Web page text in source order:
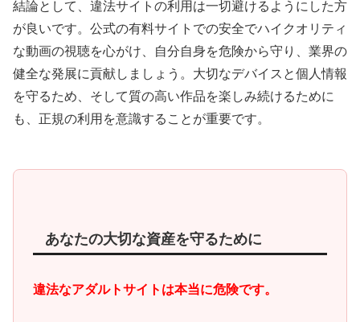
結論として、違法サイトの利用は一切避けるようにした方
が良いです。公式の有料サイトでの安全でハイクオリティ
な動画の視聴を心がけ、自分自身を危険から守り、業界の
健全な発展に貢献しましょう。大切なデバイスと個人情報
を守るため、そして質の高い作品を楽しみ続けるために
も、正規の利用を意識することが重要です。
あなたの大切な資産を守るために
違法なアダルトサイトは本当に危険です。